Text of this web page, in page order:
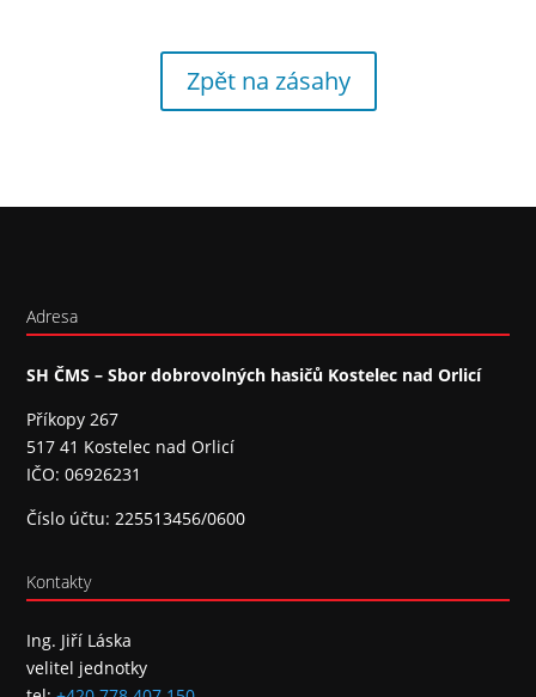
Zpět na zásahy
Adresa
SH ČMS – Sbor dobrovolných hasičů Kostelec nad Orlicí
Příkopy 267
517 41 Kostelec nad Orlicí
IČO: 06926231
Číslo účtu: 225513456/0600
Kontakty
Ing. Jiří Láska
velitel jednotky